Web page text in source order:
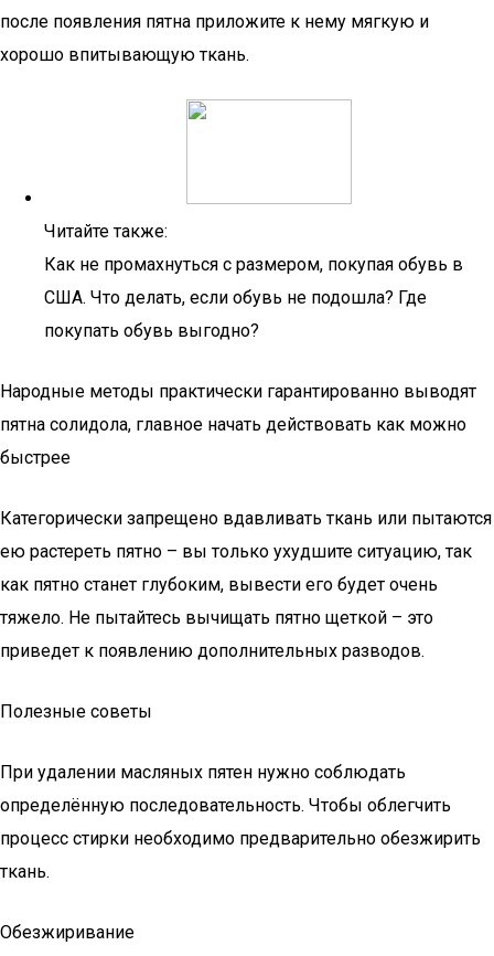
после появления пятна приложите к нему мягкую и
хорошо впитывающую ткань.
Читайте также:
Как не промахнуться с размером, покупая обувь в
США. Что делать, если обувь не подошла? Где
покупать обувь выгодно?
Народные методы практически гарантированно выводят
пятна солидола, главное начать действовать как можно
быстрее
Категорически запрещено вдавливать ткань или пытаются
ею растереть пятно – вы только ухудшите ситуацию, так
как пятно станет глубоким, вывести его будет очень
тяжело. Не пытайтесь вычищать пятно щеткой – это
приведет к появлению дополнительных разводов.
Полезные советы
При удалении масляных пятен нужно соблюдать
определённую последовательность. Чтобы облегчить
процесс стирки необходимо предварительно обезжирить
ткань.
Обезжиривание